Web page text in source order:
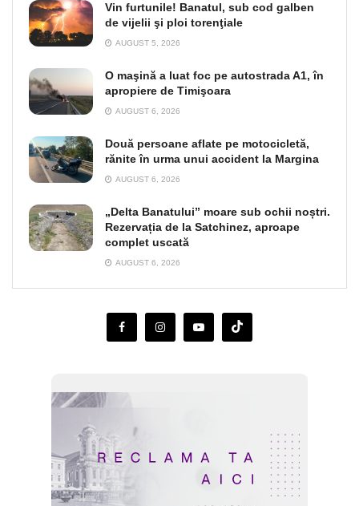
Vin furtunile! Banatul, sub cod galben
de vijelii şi ploi torenţiale
AUGUST 5, 2026
O maşină a luat foc pe autostrada A1, în
apropiere de Timişoara
AUGUST 6, 2026
Două persoane aflate pe motocicletă,
rănite în urma unui accident la Margina
AUGUST 6, 2026
„Delta Banatului” moare sub ochii noștri.
Rezervația de la Satchinez, aproape
complet uscată
AUGUST 6, 2026